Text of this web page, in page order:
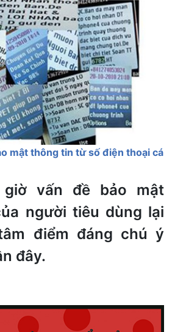
mật thông tin từ số điện thoại cá
giờ vấn đề bảo mật
người tiêu dùng lại
điểm đáng chú ý
đây.